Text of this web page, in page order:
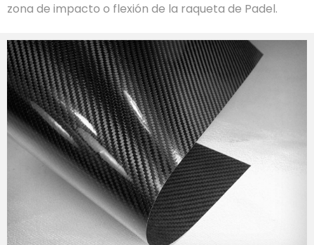
zona de impacto o flexión de la raqueta de Padel.